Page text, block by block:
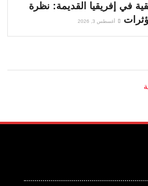
في إفريقيا القديمة: نظرة
أغسطس 3, 2026